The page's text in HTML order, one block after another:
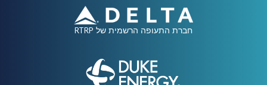
חברת התעופה הרשמית של RTRP